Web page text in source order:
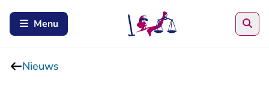
Menu
Nieuws